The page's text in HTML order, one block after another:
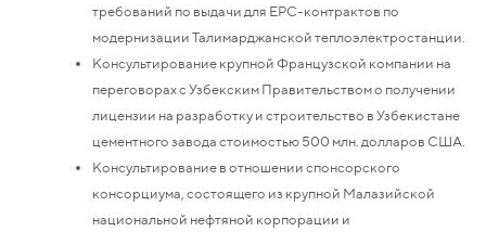
требований по выдачи для EPC-контрактов по
модернизации Талимарджанской теплоэлектростанции.
Консультирование крупной Французской компании на
переговорах с Узбекским Правительством о получении
лицензии на разработку и строительство в Узбекистане
цементного завода стоимостью 500 млн. долларов США.
Консультирование в отношении спонсорского
консорциума, состоящего из крупной Малазийской
национальной нефтяной корпорации и